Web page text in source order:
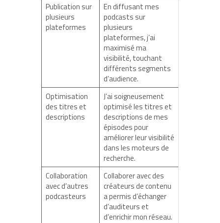
Publication sur
plusieurs
plateformes
En diffusant mes
podcasts sur
plusieurs
plateformes, j’ai
maximisé ma
visibilité, touchant
différents segments
d’audience.
Optimisation
des titres et
descriptions
J’ai soigneusement
optimisé les titres et
descriptions de mes
épisodes pour
améliorer leur visibilité
dans les moteurs de
recherche.
Collaboration
avec d’autres
podcasteurs
Collaborer avec des
créateurs de contenu
a permis d’échanger
d’auditeurs et
d’enrichir mon réseau.